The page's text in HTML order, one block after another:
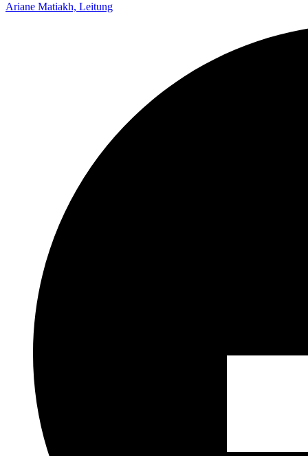
Ariane Matiakh, Leitung